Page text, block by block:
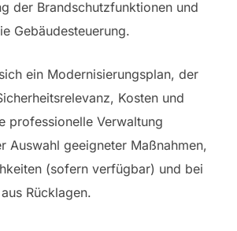
der Brandschutzfunktionen und
Gebäudesteuerung.
ein Modernisierungsplan, der
Kosten und
professionelle Verwaltung
Auswahl geeigneter Maßnahmen,
(sofern verfügbar) und bei
Rücklagen.